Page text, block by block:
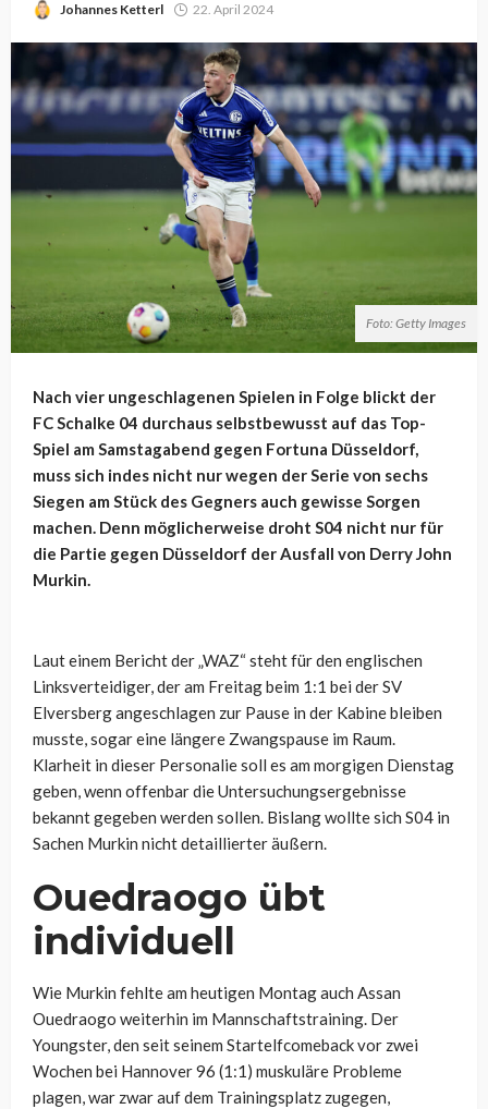
Johannes Ketterl 22. April 2024
Foto: Getty Images
Nach vier ungeschlagenen Spielen in Folge blickt der
FC Schalke 04 durchaus selbstbewusst auf das Top-
Spiel am Samstagabend gegen Fortuna Düsseldorf,
muss sich indes nicht nur wegen der Serie von sechs
Siegen am Stück des Gegners auch gewisse Sorgen
machen. Denn möglicherweise droht S04 nicht nur für
die Partie gegen Düsseldorf der Ausfall von Derry John
Murkin.
Laut einem Bericht der „WAZ“ steht für den englischen
Linksverteidiger, der am Freitag beim 1:1 bei der SV
Elversberg angeschlagen zur Pause in der Kabine bleiben
musste, sogar eine längere Zwangspause im Raum.
Klarheit in dieser Personalie soll es am morgigen Dienstag
geben, wenn offenbar dieUntersuchungsergebnisse
bekannt gegeben werden sollen. Bislang wollte sich S04 in
Sachen Murkin nicht detaillierter äußern.
Ouedraogo übt
individuell
Wie Murkin fehlte am heutigen Montag auch Assan
Ouedraogo weiterhin im Mannschaftstraining. Der
Youngster, den seit seinem Startelfcomeback vor zwei
Wochen bei Hannover 96 (1:1) muskuläre Probleme
plagen, war zwar auf dem Trainingsplatz zugegen,